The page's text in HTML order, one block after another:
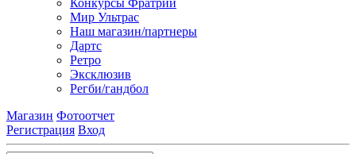
Конкурсы Фратрии
Мир Ультрас
Наш магазин/партнеры
Дартс
Ретро
Эксклюзив
Регби/гандбол
Магазин Фотоотчет
Регистрация Вход